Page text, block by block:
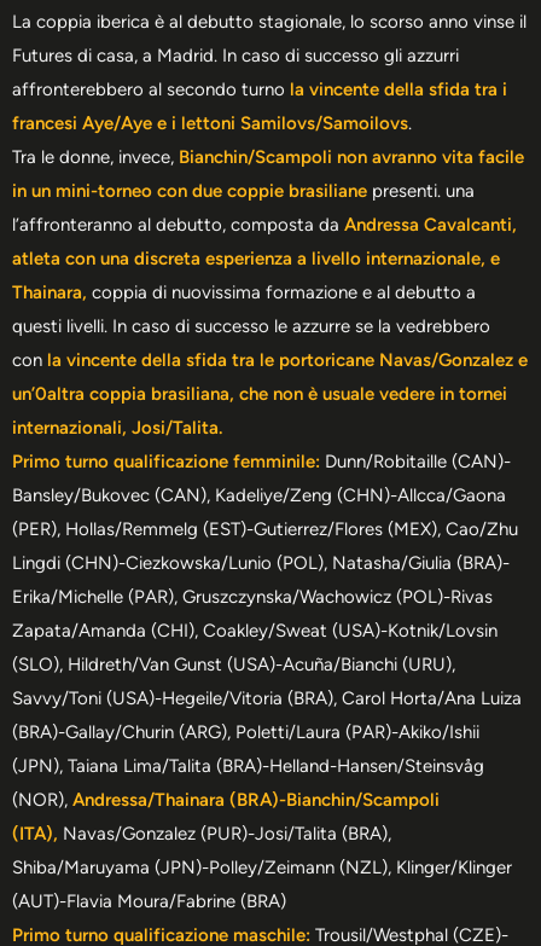
La coppia iberica è al debutto stagionale, lo scorso anno vinse il
Futures di casa, a Madrid. In caso di successo gli azzurri
affronterebbero al secondo turno la vincente della sfida tra i
francesi Aye/Aye e i lettoni Samilovs/Samoilovs.
Tra le donne, invece, Bianchin/Scampoli non avranno vita facile
in un mini-torneo con due coppie brasiliane presenti. una
l’affronteranno al debutto, composta da Andressa Cavalcanti,
atleta con una discreta esperienza a livello internazionale, e
Thainara, coppia di nuovissima formazione e al debutto a
questi livelli. In caso di successo le azzurre se la vedrebbero
con la vincente della sfida tra le portoricane Navas/Gonzalez e
un’0altra coppia brasiliana, che non è usuale vedere in tornei
internazionali, Josi/Talita.
Primo turno qualificazione femminile: Dunn/Robitaille (CAN)-
Bansley/Bukovec (CAN), Kadeliye/Zeng (CHN)-Allcca/Gaona
(PER), Hollas/Remmelg (EST)-Gutierrez/Flores (MEX), Cao/Zhu
Lingdi (CHN)-Ciezkowska/Lunio (POL), Natasha/Giulia (BRA)-
Erika/Michelle (PAR), Gruszczynska/Wachowicz (POL)-Rivas
Zapata/Amanda (CHI), Coakley/Sweat (USA)-Kotnik/Lovsin
(SLO), Hildreth/Van Gunst (USA)-Acuña/Bianchi (URU),
Savvy/Toni (USA)-Hegeile/Vitoria (BRA), Carol Horta/Ana Luiza
(BRA)-Gallay/Churin (ARG), Poletti/Laura (PAR)-Akiko/Ishii
(JPN), Taiana Lima/Talita (BRA)-Helland-Hansen/Steinsvåg
(NOR), Andressa/Thainara (BRA)-Bianchin/Scampoli
(ITA), Navas/Gonzalez (PUR)-Josi/Talita (BRA),
Shiba/Maruyama (JPN)-Polley/Zeimann (NZL), Klinger/Klinger
(AUT)-Flavia Moura/Fabrine (BRA)
Primo turno qualificazione maschile: Trousil/Westphal (CZE)-